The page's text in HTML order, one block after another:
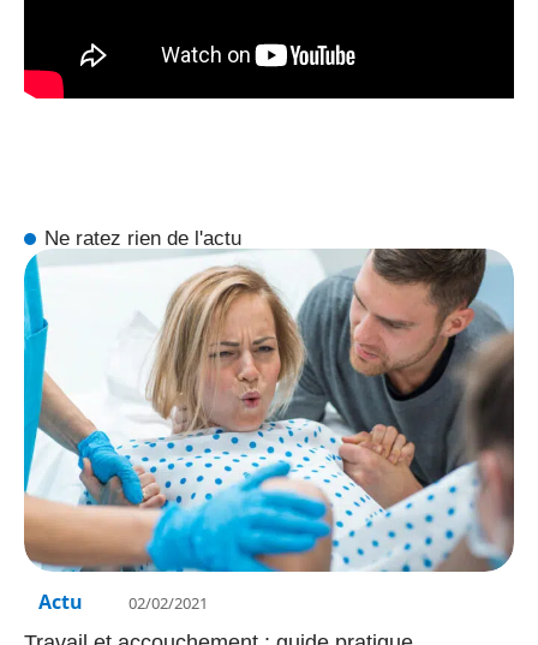
Ne ratez rien de l'actu
Actu 02/02/2021